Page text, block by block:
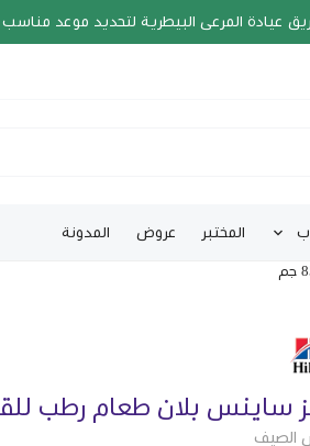
عيادة المرعى البيطرية لتحديد موعد مناسب
المختبر عروض المدونة
ساينس بلان طعام رطب للقطط
الصيف